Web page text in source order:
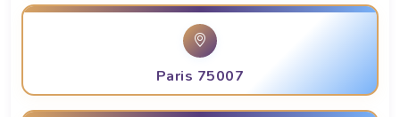
Paris 75007